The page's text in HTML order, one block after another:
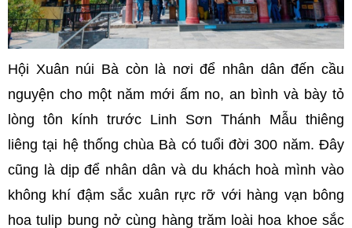
Hội Xuân núi Bà còn là nơi để nhân dân đến cầu
nguyện cho một năm mới ấm no, an bình và bày tỏ
lòng tôn kính trước Linh Sơn Thánh Mẫu thiêng
liêngtại hệ thống chùa Bà có tuổi đời 300 năm. Đây
cũng là dịp để nhân dân và du khách hoà mình vào
không khí đậm sắc xuân rực rỡ với hàng vạn bông
hoa tulip bung nở cùng hàng trăm loài hoa khoe sắc